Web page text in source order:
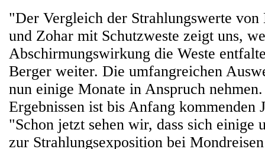
"Der Vergleich der Strahlungswerte von
und Zohar mit Schutzweste zeigt uns,
Abschirmungswirkung die Weste
Berger weiter. Die umfangreichen
nun einige Monate in Anspruch
Ergebnissen ist bis Anfang kommenden
"Schon jetzt sehen wir, dass sich einige
zur Strahlungsexposition bei